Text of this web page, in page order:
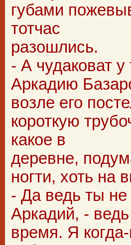
губами
тотчас
разошлись.
- А чудаковат
Аркадию
возле его
короткую
какое в
деревне,
ногти, хоть на
- Да ведь ты не
Аркадий, -
время. Я